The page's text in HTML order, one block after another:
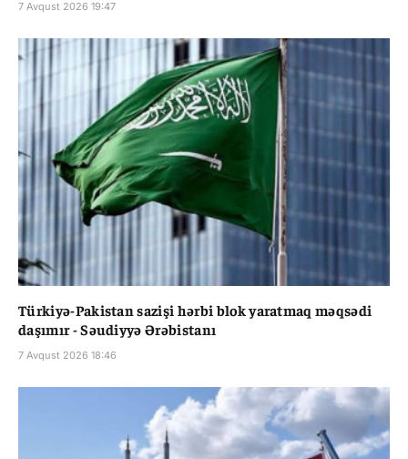
7 Avqust 2026 19:47
Türkiyə-Pakistan sazişi hərbi blok yaratmaq məqsədi
daşımır - Səudiyyə Ərəbistanı
7 Avqust 2026 18:46